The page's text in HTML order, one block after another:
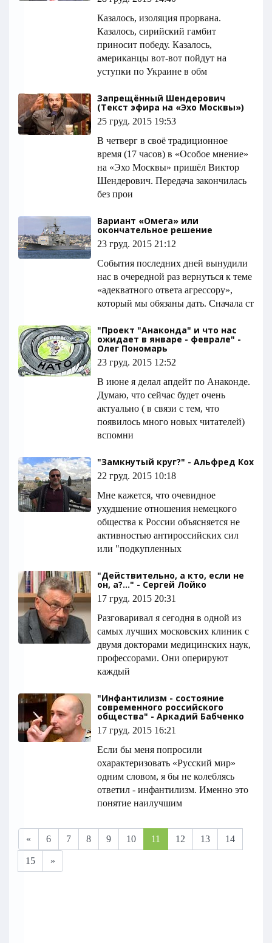
Казалось, изоляция прорвана.
Казалось, сирийский гамбит
приносит победу. Казалось,
американцы вот-вот пойдут на
уступки по Украине в обм
Запрещённый Шендерович
(Текст эфира на «Эхо Москвы»)
25 груд. 2015 19:53
В четверг в своё традиционное
время (17 часов) в «Особое мнение»
на «Эхо Москвы» пришёл Виктор
Шендерович. Передача закончилась
без прои
Вариант «Омега» или
окончательное решение
23 груд. 2015 21:12
События последних дней вынудили
нас в очередной раз вернуться к теме
«адекватного ответа агрессору»,
который мы обязаны дать. Сначала ст
"Проект "Анаконда" и что нас
ожидает в январе - феврале" -
Олег Пономарь
23 груд. 2015 12:52
В июне я делал апдейт по Анаконде.
Думаю, что сейчас будет очень
актуально ( в связи с тем, что
появилось много новых читателей)
вспомни
"Замкнутый круг?" - Альфред Кох
22 груд. 2015 10:18
Мне кажется, что очевидное
ухудшение отношения немецкого
общества к России объясняется не
активностью антироссийских сил
или "подкупленных
"Действительно, а кто, если не
он, а?..." - Сергей Лойко
17 груд. 2015 20:31
Разговаривал я сегодня в одной из
самых лучших московских клиник с
двумя докторами медицинских наук,
профессорами. Они оперируют
каждый
"Инфантилизм - состояние
современного российского
общества" - Аркадий Бабченко
17 груд. 2015 16:21
Если бы меня попросили
охарактеризовать «Русский мир»
одним словом, я бы не колеблясь
ответил - инфантилизм. Именно это
понятие наилучшим
« 6 7 8 9 10 11 12 13 14
15 »